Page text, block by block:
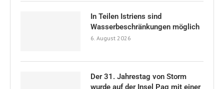
In Teilen Istriens sind
Wasserbeschränkungen möglich
6. August 2026
Der 31. Jahrestag von Storm
wurde auf der Insel Pag mit einer